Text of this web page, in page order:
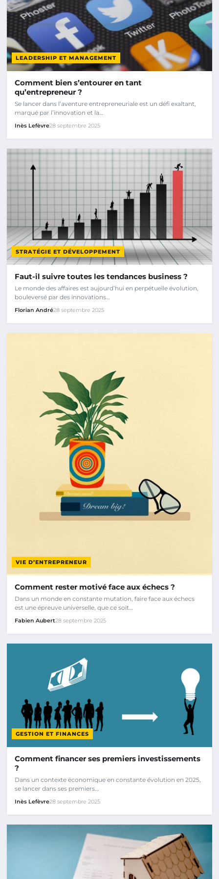
LEADERSHIP ET MANAGEMENT
Comment bien s’entourer en tant
qu’entrepreneur ?
Se lancer dans l’aventure entrepreneuriale est un défi exaltant,
marqué par l’innovation et la…
Inès Lefèvre28 septembre 2025
STRATÉGIE ET DÉVELOPPEMENT
Faut-il suivre toutes les tendances business ?
Le monde des affaires est aujourd’hui en perpétuelle évolution,
bouleversé par des innovations…
Florian André28 septembre 2025
VIE D’ENTREPRENEUR
Comment rester motivé face aux échecs ?
Dans un monde en constante mutation, faire face aux échecs
est une épreuve universelle, que ce soit…
Fabien Aubert28 septembre 2025
GESTION ET FINANCES
Comment financer ses premiers investissements
?
Dans un contexte économique en constante évolution en 2025,
se lancer dans ses premiers…
Inès Lefèvre28 septembre 2025